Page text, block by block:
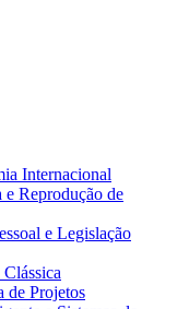
Internacional
Reprodução de
e Legislação
de Projetos